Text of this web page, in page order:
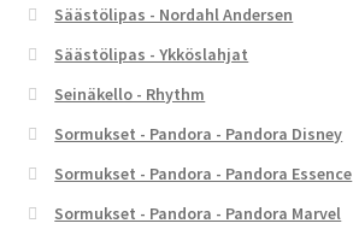
Säästölipas - Nordahl Andersen
Säästölipas - Ykköslahjat
Seinäkello - Rhythm
Sormukset - Pandora - Pandora Disney
Sormukset - Pandora - Pandora Essence
Sormukset - Pandora - Pandora Marvel